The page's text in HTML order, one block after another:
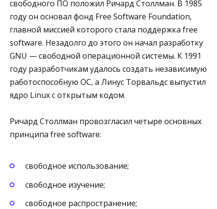
свободного ПО положил Ричард Столлман. В 1985
году он основал фонд Free Software Foundation,
главной миссией которого стала поддержка free
software. Незадолго до этого он начал разработку
GNU — свободной операционной системы. К 1991
году разработчикам удалось создать независимую
работоспособную ОС, а Линус Торвальдс выпустил
ядро Linux с открытым кодом.
Ричард Столлман провозгласил четыре основных
принципа free software:
свободное использование;
свободное изучение;
свободное распространение;